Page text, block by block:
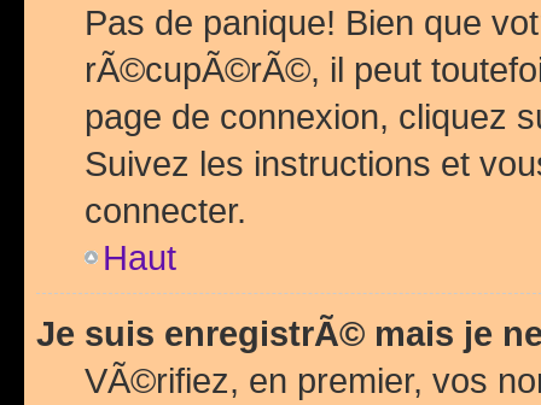
Pas de panique! Bien que
rÃ©cupÃ©rÃ©, il peut
page de connexion, cliquez
Suivez les instructions et
connecter.
Haut
Je suis enregistrÃ© mais je
VÃ©rifiez, en premier, vos